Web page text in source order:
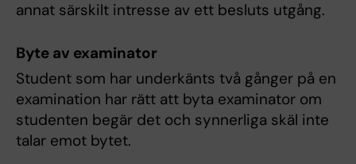
annat särskilt intresse av ett besluts utgång.
Byte av examinator
Student som har underkänts två gånger på en
examination har rätt att byta examinator om
studenten begär det och synnerliga skäl inte
talar emot bytet.